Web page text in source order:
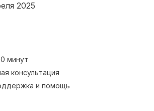
2025
минут
консультация
и помощь